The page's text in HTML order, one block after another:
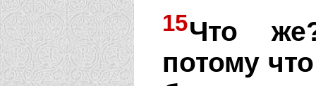
15Что
потому